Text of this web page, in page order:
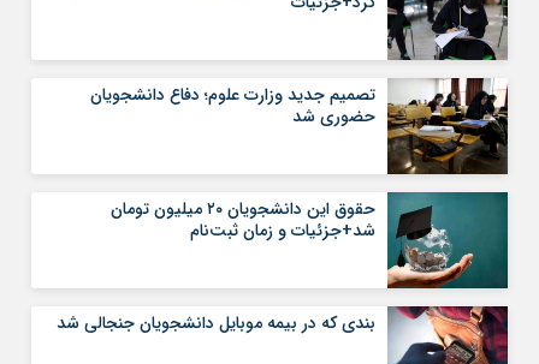
تصمیم جدید وزارت علوم؛ دفاع دانشجویان
حضوری شد
حقوق این دانشجویان ۲۰ میلیون تومان
شد+جزئیات و زمان ثبت‌نام
بندی که در بیمه موبایل دانشجویان جنجالی شد